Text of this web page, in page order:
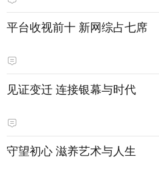
平台收视前十 新网综占七席
见证变迁 连接银幕与时代
守望初心 滋养艺术与人生